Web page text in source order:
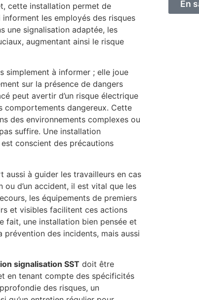
cette installation permet de
les employés des risques
une signalisation adaptée, les
augmentant ainsi le risque
simplement à informer ; elle joue
sur la présence de dangers
peut avertir d’un risque électrique
comportements dangereux. Cette
des environnements complexes ou
suffire. Une installation
conscient des précautions
aussi à guider les travailleurs en cas
ou d’un accident, il est vital que les
les équipements de premiers
et visibles facilitent ces actions
fait, une installation bien pensée et
prévention des incidents, mais aussi
signalisation SST doit être
en tenant compte des spécificités
des risques, un
En